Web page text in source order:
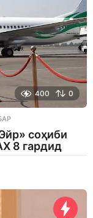
400 0
соҳиби
8 гардид